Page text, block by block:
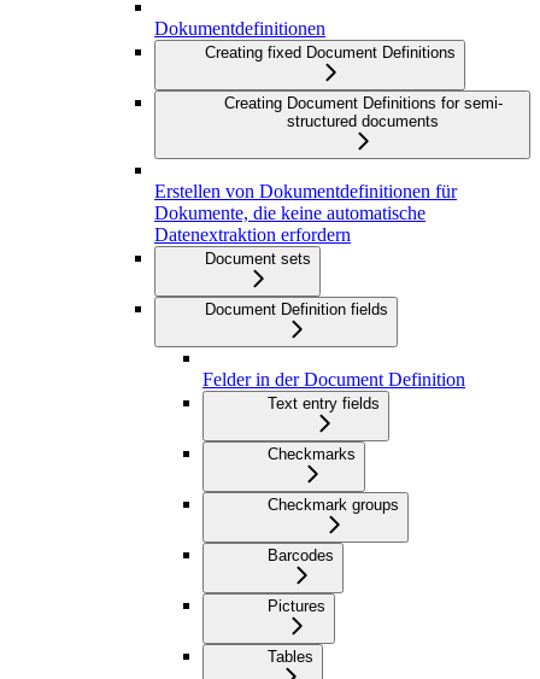
Dokumentdefinitionen
Creating fixed Document Definitions
Creating Document Definitions for semi-
structured documents
Erstellen von Dokumentdefinitionen für
Dokumente, die keine automatische
Datenextraktion erfordern
Document sets
Document Definition fields
Felder in der Document Definition
Text entry fields
Checkmarks
Checkmark groups
Barcodes
Pictures
Tables